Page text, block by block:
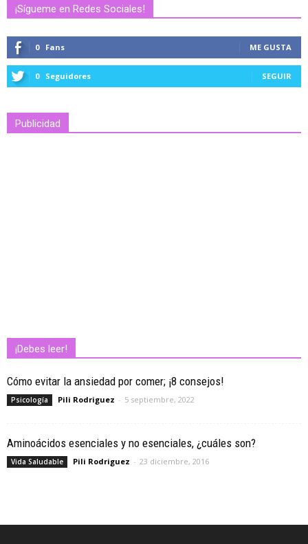
¡Sígueme en Redes Sociales!
0 Fans ME GUSTA
0 Seguidores SEGUIR
Publicidad
¡Debes leer!
Cómo evitar la ansiedad por comer; ¡8 consejos!
Psicología Pili Rodriguez - 5 septiembre, 2022
Aminoácidos esenciales y no esenciales, ¿cuáles son?
Vida Saludable Pili Rodriguez - 23 diciembre, 2016